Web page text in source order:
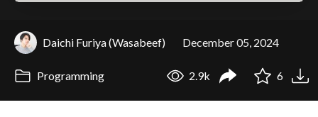
Daichi Furiya (Wasabeef) December 05, 2024
Programming 2.9k 6